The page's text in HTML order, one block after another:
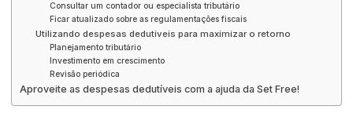
Consultar um contador ou especialista tributário
Ficar atualizado sobre as regulamentações fiscais
Utilizando despesas dedutíveis para maximizar o retorno
Planejamento tributário
Investimento em crescimento
Revisão periódica
Aproveite as despesas dedutíveis com a ajuda da Set Free!